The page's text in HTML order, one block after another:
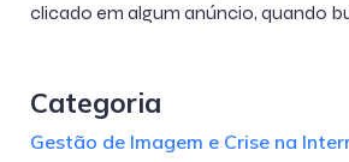
clicado em algum anúncio, quando
Categoria
Gestão de Imagem e Crise na